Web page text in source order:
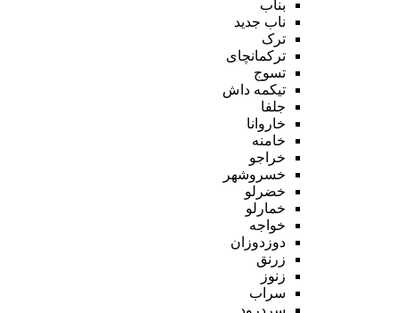
بناب
ناب جدید
ترک
ترکمانچای
تسوج
تیکمه داش
جلفا
خاروانا
خامنه
خراجو
خسروشهر
خضرلو
خمارلو
خواجه
دوزدوزان
زرنق
زنوز
سراب
سردرود